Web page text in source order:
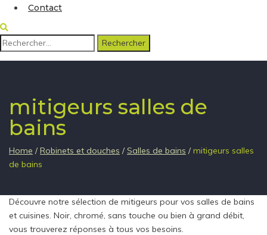
Contact
Rechercher :
mitigeurs salles de
bains
Home / Robinets et douches / Salles de bains / mitigeurs salles
de bains
Découvre notre sélection de mitigeurs pour vos salles de bains
et cuisines. Noir, chromé, sans touche ou bien à grand débit,
vous trouverez réponses à tous vos besoins.